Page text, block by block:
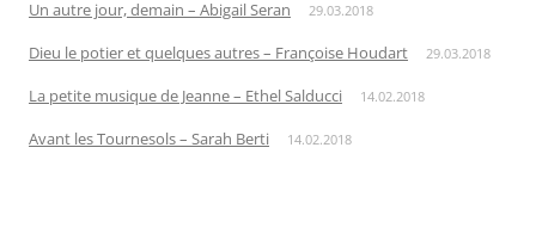
Un autre jour, demain – Abigail Seran 29.03.2018
Dieu le potier et quelques autres – Françoise Houdart 29.03.2018
La petite musique de Jeanne – Ethel Salducci 14.02.2018
Avant les Tournesols – Sarah Berti 14.02.2018